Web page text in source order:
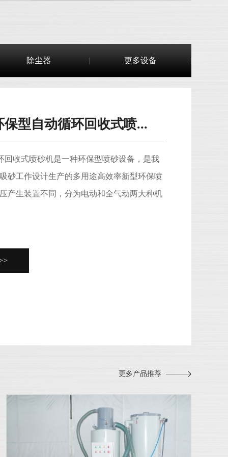
除尘器 更多设备
保型自动循环回收式喷...
回收式喷砂机是一种环保型喷砂设备，是我
砂工作设计生产的多用途高效率新型环保喷
产生装置不同，分为电动和全气动两大种机
更多产品推荐